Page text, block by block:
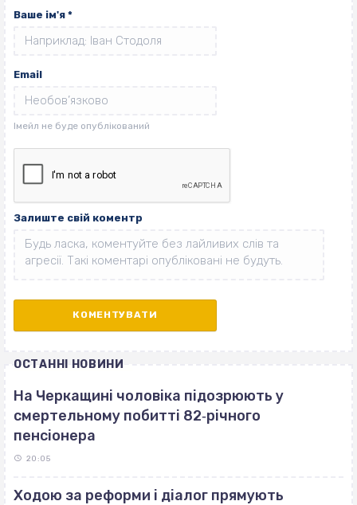
Ваше ім'я *
Email
Залиште свій коментр
ОСТАННІ НОВИНИ
На Черкащині чоловіка підозрюють у
смертельному побитті 82‐річного
пенсіонера
20:05
Ходою за реформи і діалог прямують